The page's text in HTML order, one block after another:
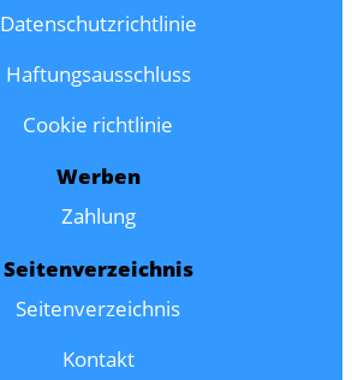
Datenschutzrichtlinie
Haftungsausschluss
Cookie richtlinie
Werben
Zahlung
Seitenverzeichnis
Seitenverzeichnis
Kontakt